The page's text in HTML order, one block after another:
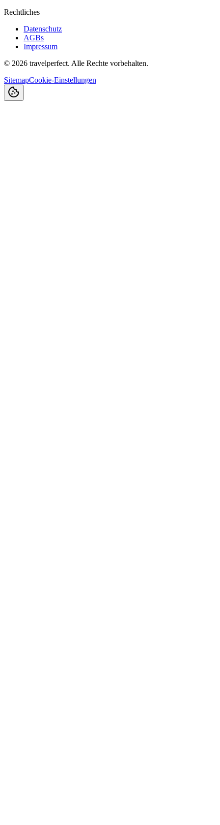
Rechtliches
Datenschutz
AGBs
Impressum
© 2026 travelperfect. Alle Rechte vorbehalten.
SitemapCookie-Einstellungen